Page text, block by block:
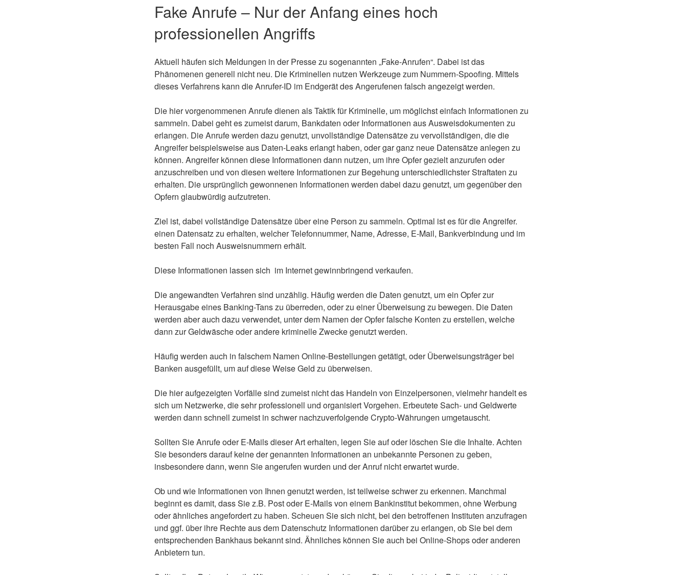
Fake Anrufe – Nur der Anfang eines hoch
professionellen Angriffs
Aktuell häufen sich Meldungen in der Presse zu sogenannten „Fake-Anrufen“. Dabei ist das
Phänomenen generell nicht neu. Die Kriminellen nutzen Werkzeuge zum Nummern-Spoofing. Mittels
dieses Verfahrens kann die Anrufer-ID im Endgerät des Angerufenen falsch angezeigt werden.
Die hier vorgenommenen Anrufe dienen als Taktik für Kriminelle, um möglichst einfach Informationen zu
sammeln. Dabei geht es zumeist darum, Bankdaten oder Informationen aus Ausweisdokumenten zu
erlangen. Die Anrufe werden dazu genutzt, unvollständige Datensätze zu vervollständigen, die die
Angreifer beispielsweise aus Daten-Leaks erlangt haben, oder gar ganz neue Datensätze anlegen zu
können. Angreifer können diese Informationen dann nutzen, um ihre Opfer gezielt anzurufen oder
anzuschreiben und von diesen weitere Informationen zur Begehung unterschiedlichster Straftaten zu
erhalten. Die ursprünglich gewonnenen Informationen werden dabei dazu genutzt, um gegenüber den
Opfern glaubwürdig aufzutreten.
Ziel ist, dabei vollständige Datensätze über eine Person zu sammeln. Optimal ist es für die Angreifer.
einen Datensatz zu erhalten, welcher Telefonnummer, Name, Adresse, E-Mail, Bankverbindung und im
besten Fall noch Ausweisnummern erhält.
Diese Informationen lassen sich im Internet gewinnbringend verkaufen.
Die angewandten Verfahren sind unzählig. Häufig werden die Daten genutzt, um ein Opfer zur
Herausgabe eines Banking-Tans zu überreden, oder zu einer Überweisung zu bewegen. Die Daten
werden aber auch dazu verwendet, unter dem Namen der Opfer falsche Konten zu erstellen, welche
dann zur Geldwäsche oder andere kriminelle Zwecke genutzt werden.
Häufig werden auch in falschem Namen Online-Bestellungen getätigt, oder Überweisungsträger bei
Banken ausgefüllt, um auf diese Weise Geld zu überweisen.
Die hier aufgezeigten Vorfälle sind zumeist nicht das Handeln von Einzelpersonen, vielmehr handelt es
sich um Netzwerke, die sehr professionell und organisiert Vorgehen. Erbeutete Sach- und Geldwerte
werden dann schnell zumeist in schwer nachzuverfolgende Crypto-Währungen umgetauscht.
Sollten Sie Anrufe oder E-Mails dieser Art erhalten, legen Sie auf oder löschen Sie die Inhalte. Achten
Sie besonders darauf keine der genannten Informationen an unbekannte Personen zu geben,
insbesondere dann, wenn Sie angerufen wurden und der Anruf nicht erwartet wurde.
Ob und wie Informationen von Ihnen genutzt werden, ist teilweise schwer zu erkennen. Manchmal
beginnt es damit, dass Sie z.B. Post oder E-Mails von einem Bankinstitut bekommen, ohne Werbung
oder ähnliches angefordert zu haben. Scheuen Sie sich nicht, bei den betroffenen Instituten anzufragen
und ggf. über ihre Rechte aus dem Datenschutz Informationen darüber zu erlangen, ob Sie bei dem
entsprechenden Bankhaus bekannt sind. Ähnliches können Sie auch bei Online-Shops oder anderen
Anbietern tun.